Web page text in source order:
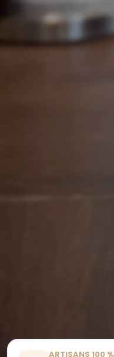
ARTISANS 100 %